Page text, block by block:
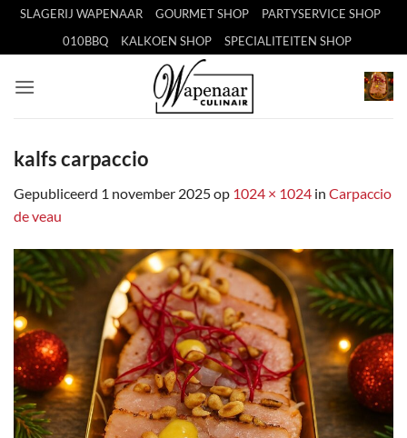
inhoud
SLAGERIJ WAPENAAR GOURMET SHOP
PARTYSERVICE SHOP
010BBQ
KALKOEN SHOP SPECIALITEITEN SHOP
kalfs carpaccio
Gepubliceerd 1 november 2025op 1024 × 1024 in Carpaccio
de veau